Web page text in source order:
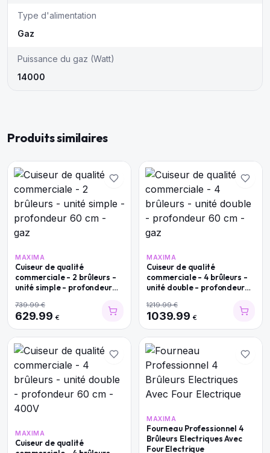
Type d'alimentation
Gaz
Puissance du gaz (Watt)
14000
Produits similaires
MAXIMA
Cuiseur de qualité
commerciale - 2 brûleurs -
unité simple - profondeur
739.99€
629.99 €
MAXIMA
Cuiseur de qualité
commerciale - 4 brûleurs -
unité double - profondeur
1219.99€
1039.99 €
MAXIMA
Cuiseur de qualité
MAXIMA
Fourneau Professionnel 4
Brûleurs Electriques Avec
Four Electrique